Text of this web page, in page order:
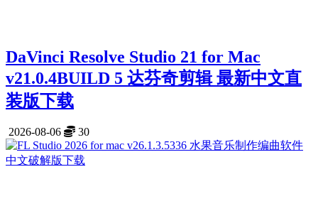
DaVinci Resolve Studio 21 for Mac
v21.0.4BUILD 5 达芬奇剪辑 最新中文直
装版下载
2026-08-06 30